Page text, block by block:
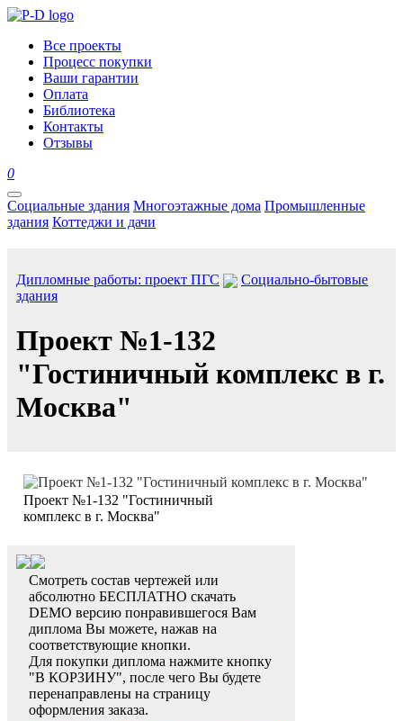
Все проекты
Процесс покупки
Ваши гарантии
Оплата
Библиотека
Контакты
Отзывы
0
Социальные здания Многоэтажные дома Промышленные
здания Коттеджи и дачи
Дипломные работы: проект ПГС
Социально-бытовые
здания
Проект №1-132
"Гостиничный комплекс в г.
Москва"
Проект №1-132 "Гостиничный
комплекс в г. Москва"
Смотреть состав чертежей или
абсолютно БЕСПЛАТНО скачать
DEMO версию понравившегося Вам
диплома Вы можете, нажав на
соответствующие кнопки.
Для покупки диплома нажмите кнопку
"В КОРЗИНУ", после чего Вы будете
перенаправлены на страницу
оформления заказа.